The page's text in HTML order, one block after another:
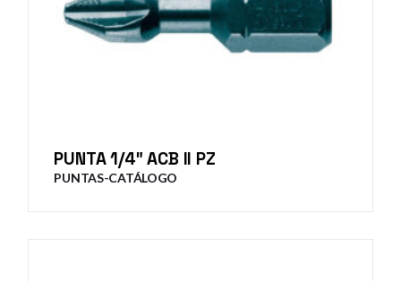
PUNTA 1/4″ ACB II PZ
PUNTAS-CATÁLOGO